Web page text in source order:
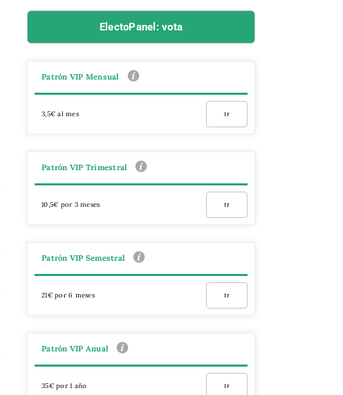
ElectoPanel: vota
Patrón VIP Mensual
3,5€ al mes Ir
Patrón VIP Trimestral
10,5€ por 3 meses Ir
Patrón VIP Semestral
21€ por 6 meses Ir
Patrón VIP Anual
35€ por 1 año Ir